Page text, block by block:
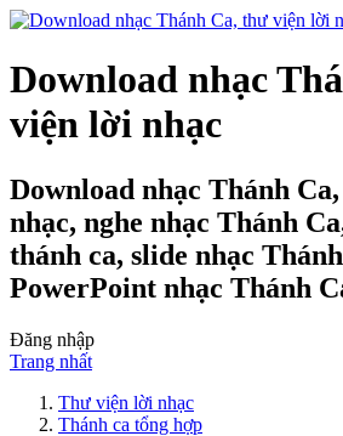
Download nhạc
viện lời nhạc
Download nhạc Thánh
nhạc, nghe nhạc Thánh
thánh ca, slide nhạc
PowerPoint nhạc Thánh
Đăng nhập
Trang nhất
Thư viện lời nhạc
Thánh ca tổng hợp